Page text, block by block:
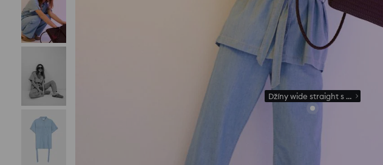
Džíny wide straight s příměsí lnu